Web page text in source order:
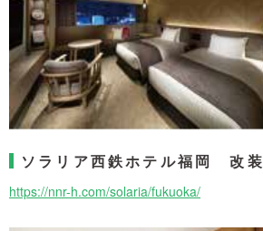
ソラリア西鉄ホテル福岡 改装
https://nnr-h.com/solaria/fukuoka/